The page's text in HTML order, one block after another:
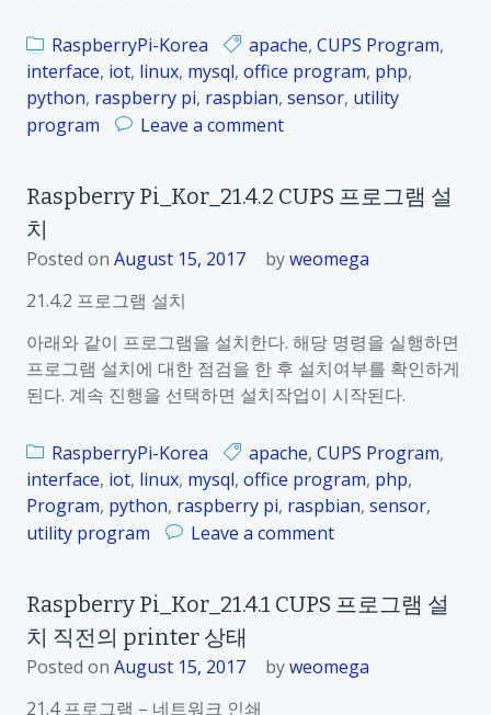
e
r
1
.
4
r
n
치
확
인
및
쇄
RaspberryPi-Korea apache, CUPS Program,
interface, iot, linux, mysql, office program, php,
python, raspberry pi, raspbian, sensor, utility
program
Leave a comment
a
p
r
y
_
K
o
r
2
4
Raspberry Pi_Kor_21.4.2 CUPS 프로그램 설
치
Posted on August 15, 2017 byweomega
21.4.2 프로그램 설치
아래와 같이 프로그램을 설치한다. 해당 명령을 실행하면
프로그램 설치에 대한 점검을 한 후 설치여부를 확인하게
된다. 계속 진행을 선택하면 설치작업이 시작된다.
RaspberryPi-Korea apache, CUPS Program,
interface, iot, linux, mysql, office program, php,
Program, python, raspberry pi, raspbian, sensor,
utility program
Leave a comment
a
p
Raspberry Pi_Kor_21.4.1 CUPS 프로그램 설
치 직전의 printer 상태
Posted on August 15, 2017 byweomega
21.4 프로그램 – 네트워크 인쇄